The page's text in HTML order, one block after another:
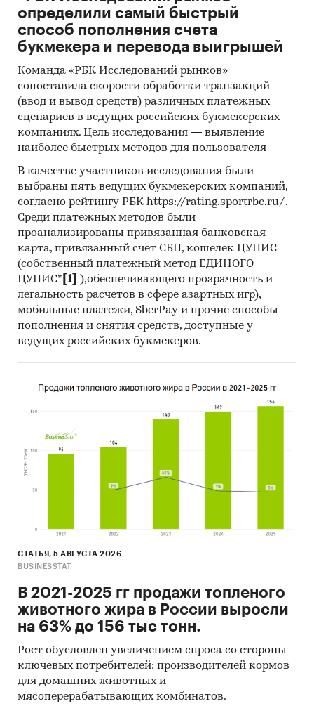
Потребительские товары /
Отделочные материалы
Россия
определили самый быстрый
способ пополнения счета
букмекера и перевода выигрышей
Команда «РБК Исследований рынков»
сопоставила скорости обработки транзакций
(ввод и вывод средств) различных платежных
сценариев в ведущих российских букмекерских
компаниях. Цель исследования — выявление
наиболее быстрых методов для пользователя
В качестве участников исследования были
выбраны пять ведущих букмекерских компаний,
согласно рейтингу РБК https://rating.sportrbc.ru/.
Среди платежных методов были
проанализированы привязанная банковская
карта, привязанный счет СБП, кошелек ЦУПИС
(собственный платежный метод ЕДИНОГО
ЦУПИС* [1]
),обеспечивающего прозрачность и
легальность расчетов в сфере азартных игр),
мобильные платежи, SberPay и прочие способы
пополнения и снятия средств, доступные у
ведущих российских букмекеров.
СТАТЬЯ, 5 АВГУСТА 2026
BUSINESSTAT
В 2021-2025 гг продажи топленого
животного жира в России выросли
на 63% до 156 тыс тонн.
Рост обусловлен увеличением спроса со стороны
ключевых потребителей: производителей кормов
для домашних животных и
мясоперерабатывающих комбинатов.